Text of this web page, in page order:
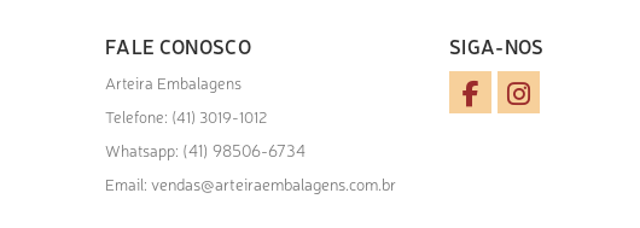
FALE CONOSCO
Arteira Embalagens
Telefone: (41) 3019-1012
Whatsapp: (41) 98506-6734
Email: vendas@arteiraembalagens.com.br
SIGA-NOS